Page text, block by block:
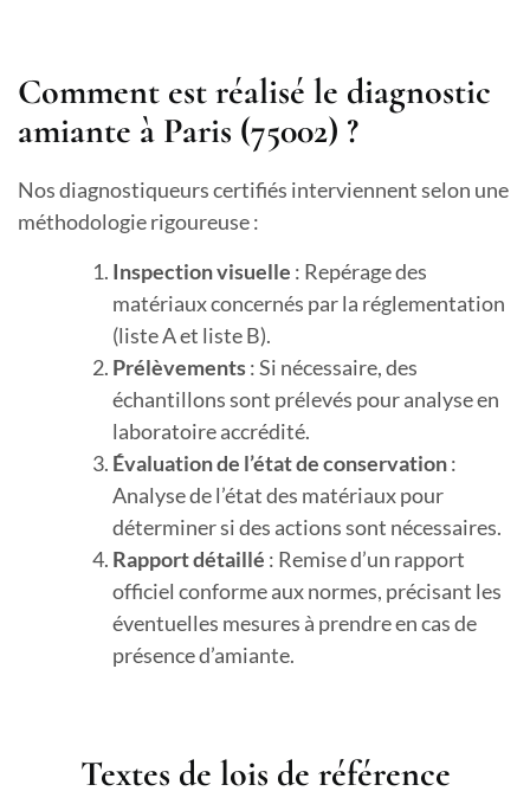
Comment est réalisé le diagnostic
amiante à Paris (75002) ?
Nos diagnostiqueurs certifiés interviennent selon une
méthodologie rigoureuse :
Inspection visuelle : Repérage des
matériaux concernés par la réglementation
(liste A et liste B).
Prélèvements: Si nécessaire, des
échantillons sont prélevés pour analyse en
laboratoire accrédité.
Évaluation de l’état de conservation:
Analyse de l’état des matériaux pour
déterminer si des actions sont nécessaires.
Rapport détaillé : Remise d’un rapport
officiel conforme aux normes, précisant les
éventuelles mesures à prendre en cas de
présence d’amiante.
Textes de lois de référence